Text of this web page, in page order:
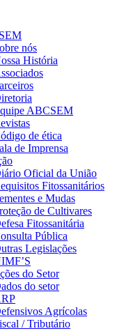
nós
História
ABCSEM
de ética
de Imprensa
Oficial da União
Fitossanitários
e Mudas
de Cultivares
Fitossanitária
Pública
Legislações
do Setor
do setor
Agrícolas
/ Tributário